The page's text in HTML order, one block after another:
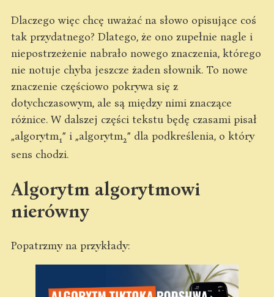
Dlaczego więc chcę uważać na słowo opisujące coś
tak przydatnego? Dlatego, że ono zupełnie nagle i
niepostrzeżenie nabrało nowego znaczenia, którego
nie notuje chyba jeszcze żaden słownik. To nowe
znaczenie częściowo pokrywa się z
dotychczasowym, ale są między nimi znaczące
różnice. W dalszej części tekstu będę czasami pisał
„algorytm1” i „algorytm2” dla podkreślenia, o który
sens chodzi.
Algorytm algorytmowi
nierówny
Popatrzmy na przykłady: